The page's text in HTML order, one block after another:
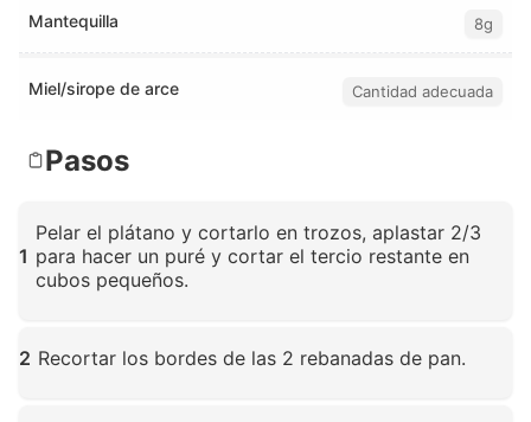
Mantequilla 8g
Miel/sirope de arce Cantidad adecuada
Pasos
1
Pelar el plátano y cortarlo en trozos, aplastar 2/3
para hacer un puré y cortar el tercio restante en
cubos pequeños.
2 Recortar los bordes de las 2 rebanadas de pan.